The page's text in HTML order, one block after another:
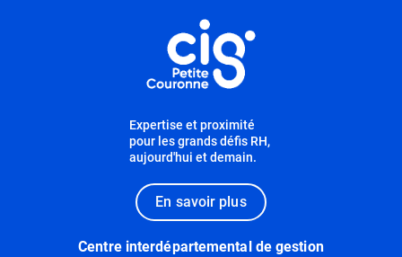
Expertise et proximité
pour les grands défis RH,
aujourd'hui et demain.
En savoir plus
Centre interdépartemental de gestion